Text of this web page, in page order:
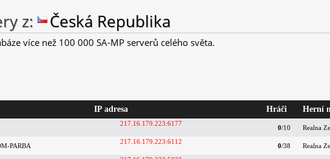
z: Česká Republika
více než 100 000 SA-MP serverů celého světa.
IP adresa Hráči Herní
217.16.179.223:6177
0/10 Realna
PARBA
217.16.179.223:6112
0/38 Realna